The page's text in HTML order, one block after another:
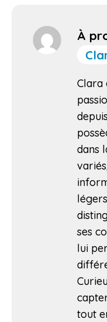
À
Clara
dans
ses
lui
tout